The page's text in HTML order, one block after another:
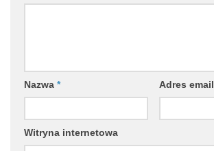
Nazwa * Adres email
Witryna internetowa